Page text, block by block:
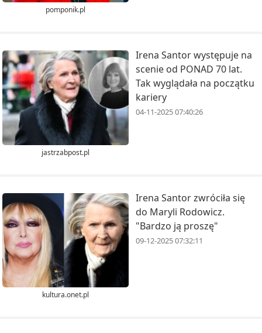
pomponik.pl
jastrzabpost.pl
Irena Santor występuje na
scenie od PONAD 70 lat.
Tak wyglądała na początku
kariery
04-11-2025 07:40:26
kultura.onet.pl
Irena Santor zwróciła się
do Maryli Rodowicz.
"Bardzo ją proszę"
09-12-2025 07:32:11